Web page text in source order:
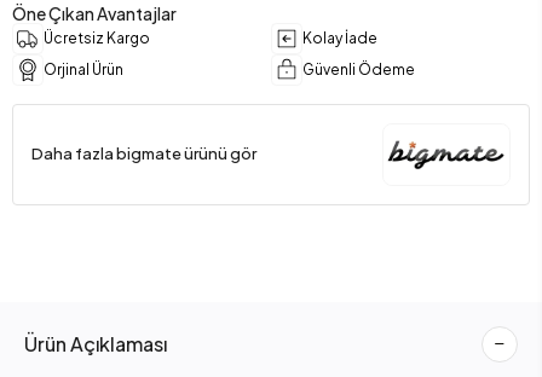
Öne Çıkan Avantajlar
Ücretsiz Kargo
Kolay İade
Orjinal Ürün
Güvenli Ödeme
Daha fazla bigmate ürünü gör
Ürün Açıklaması